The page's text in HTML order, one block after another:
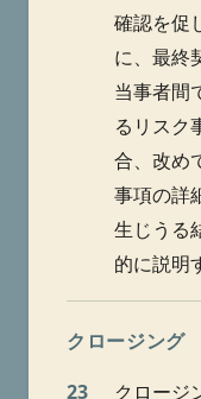
確認を促
に、最終
当事者間
るリスク
合、改め
事項の詳
生じうる
的に説明
クロージング
23
クロージ